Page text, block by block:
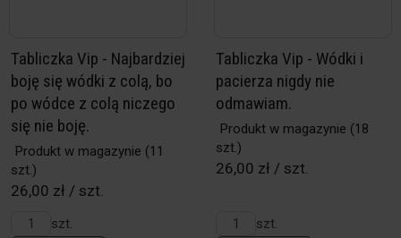
Tabliczka Vip - Najbardziej
boję się wódki z colą, bo
po wódce z colą niczego
się nie boję.
Produkt w magazynie (11
szt.)
26,00 zł / szt.
szt.
Tabliczka Vip - Wódki i
pacierza nigdy nie
odmawiam.
Produkt w magazynie (18
szt.)
26,00 zł / szt.
szt.